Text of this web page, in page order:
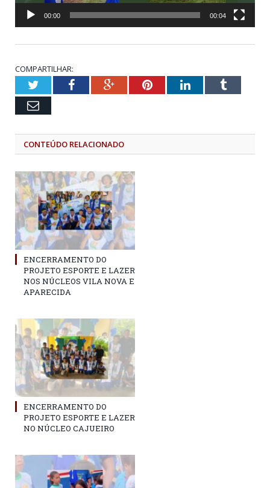
00:00 00:04
COMPARTILHAR:
TwitterFacebookGoogle+PinterestLinkedInTumblr
Email
CONTEÚDO RELACIONADO
ENCERRAMENTO DO
PROJETO ESPORTE E LAZER
NOS NÚCLEOS VILA NOVA E
APARECIDA
ENCERRAMENTO DO
PROJETO ESPORTE E LAZER
NO NÚCLEO CAJUEIRO